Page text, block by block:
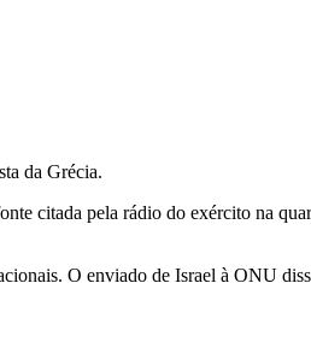
da Grécia.
citada pela rádio do exército na
O enviado de Israel à ONU